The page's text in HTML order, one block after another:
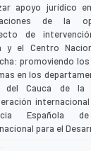
apoyo jurídico
de la
de
y el Centro
promoviendo
en los
del Cauca de la
Española
para el